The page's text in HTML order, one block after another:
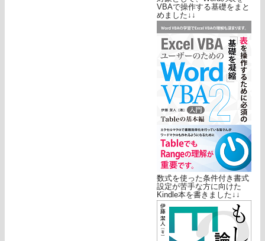
VBAで操作する基礎をまと
めました↓↓
数式を使った条件付き書式
設定が苦手な方に向けた
Kindle本を書きました↓↓